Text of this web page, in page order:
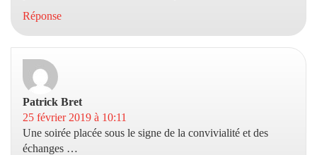
Réponse
Patrick Bret
25 février 2019 à 10:11
Une soirée placée sous le signe de la convivialité et des
échanges …